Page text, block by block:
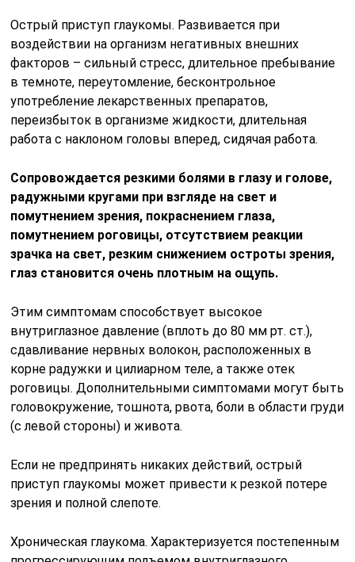
Острый приступ глаукомы. Развивается при
воздействии на организм негативных внешних
факторов – сильный стресс, длительное пребывание
в темноте, переутомление, бесконтрольное
употребление лекарственных препаратов,
переизбыток в организме жидкости, длительная
работа с наклоном головы вперед, сидячая работа.
Сопровождается резкими болями в глазу и голове,
радужными кругами при взгляде на свет и
помутнением зрения, покраснением глаза,
помутнением роговицы, отсутствием реакции
зрачка на свет, резким снижением остроты зрения,
глаз становится очень плотным на ощупь.
Этим симптомам способствует высокое
внутриглазное давление (вплоть до 80 мм рт. ст.),
сдавливание нервных волокон, расположенных в
корне радужки и цилиарном теле, а также отек
роговицы. Дополнительными симптомами могут быть
головокружение, тошнота, рвота, боли в области груди
(с левой стороны) и живота.
Если не предпринять никаких действий, острый
приступ глаукомы может привести к резкой потере
зрения и полной слепоте.
Хроническая глаукома. Характеризуется постепенным